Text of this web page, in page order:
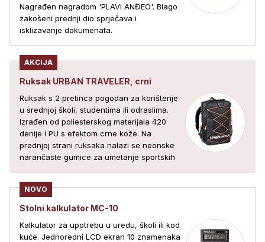
Nagrađen nagradom 'PLAVI ANĐEO'. Blago
zakošeni prednji dio sprječava i
isklizavanje dokumenata.
AKCIJA
Ruksak URBAN TRAVELER, crni
Ruksak s 2 pretinca pogodan za korištenje
u srednjoj školi, studentima ili odraslima.
Izrađen od poliesterskog materijala 420
denije i PU s efektom crne kože. Na
prednjoj strani ruksaka nalazi se neonske
narančaste gumice za umetanje sportskih
NOVO
Stolni kalkulator MC-10
Kalkulator za upotrebu u uredu, školi ili kod
kuće. Jednoredni LCD ekran 10 znamenaka